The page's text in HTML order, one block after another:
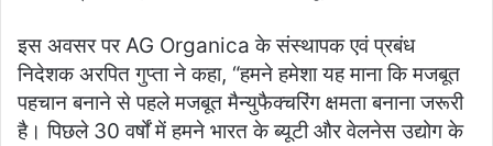
इस अवसर पर AG Organica के संस्थापक एवं प्रबंध
निदेशक अरपित गुप्ता ने कहा, “हमने हमेशा यह माना कि मजबूत
पहचान बनाने से पहले मजबूत मैन्युफैक्चरिंग क्षमता बनाना जरूरी
है। पिछले 30 वर्षों में हमने भारत के ब्यूटी और वेलनेस उद्योग के